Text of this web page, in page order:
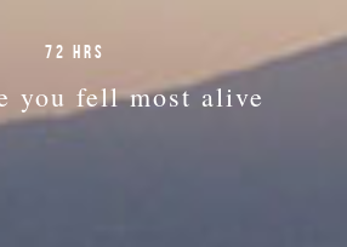
72 HRS
you fell most alive